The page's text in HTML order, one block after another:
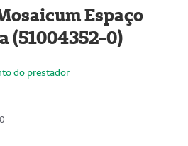
Espaço
(51004352-0)
do prestador